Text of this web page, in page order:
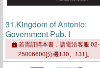
31.Kingdom of Antonio:
Government Pub. I
若需訂購本書，請電洽客服 02-
25006600[分機130、131]。